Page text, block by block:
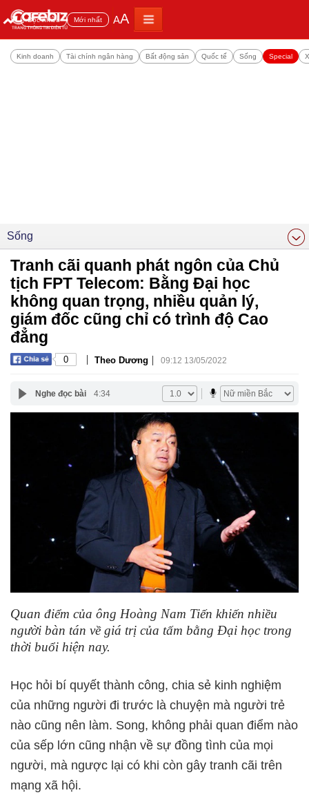
Đọc nhiều Mới nhất AA
Kinh doanh Tài chính ngân hàng Bất động sản Quốc tế Sống Special
Sống
Tranh cãi quanh phát ngôn của Chủ
tịch FPT Telecom: Bằng Đại học
không quan trọng, nhiều quản lý,
giám đốc cũng chỉ có trình độ Cao
đẳng
0 | Theo Dương | 09:12 13/05/2022
Nghe đọc bài 4:34
Quan điểm của ông Hoàng Nam Tiến khiến nhiều
người bàn tán về giá trị của tấm bằng Đại học trong
thời buổi hiện nay.
Học hỏi bí quyết thành công, chia sẻ kinh nghiệm
của những người đi trước là chuyện mà người trẻ
nào cũng nên làm. Song, không phải quan điểm nào
của sếp lớn cũng nhận về sự đồng tình của mọi
người, mà ngược lại có khi còn gây tranh cãi trên
mạng xã hội.